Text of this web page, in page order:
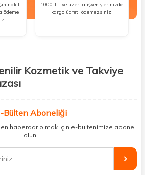
nakit
ödeme
1000 TL ve üzeri alışverişlerinizde
kargo ücreti ödemezsiniz.
Kozmetik ve Takviye
edici gıda ürünlerini sizlerle
mağaza dolaşmanıza gerek yok;
bir çatı altında topluyor ve kapınıza kadar
ürünleriyle güzelliğinizi tamamlayabilir,
güvenilir takviye edici gıdalara
Bülten Aboneliği
haberdar olmak için e-bültenimize abone
olun!